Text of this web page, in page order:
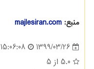
منبع: majlesiran.com
1399/03/26
15:06:08
5.0 از 5